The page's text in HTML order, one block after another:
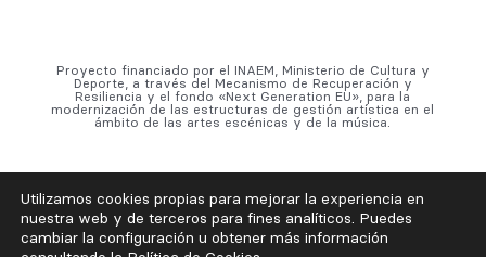
Proyecto financiado por el INAEM, Ministerio de Cultura y
Deporte, a través del Mecanismo de Recuperación y
Resiliencia y el fondo «Next Generation EU», para la
modernización de las estructuras de gestión artística en el
ámbito de las artes escénicas y de la música.
Utilizamos cookies propias para mejorar la experiencia en
nuestra web y de terceros para fines analíticos. Puedes
cambiar la configuración u obtener más información